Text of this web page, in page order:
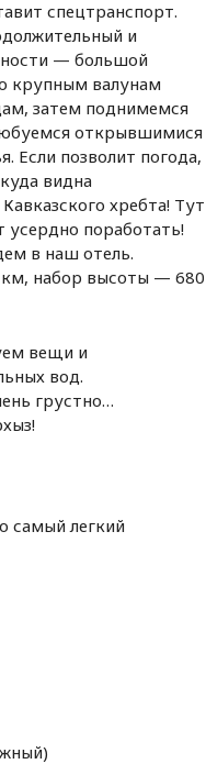
спецтранспорт.
и
— большой
крупным валунам
затем поднимемся
открывшимися
Если позволит погода,
видна
хребта! Тут
поработать!
в наш отель.
набор высоты — 680
вещи и
вод.
грустно…
самый легкий